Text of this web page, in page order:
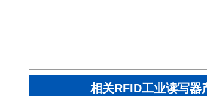
相关RFID工业读写器